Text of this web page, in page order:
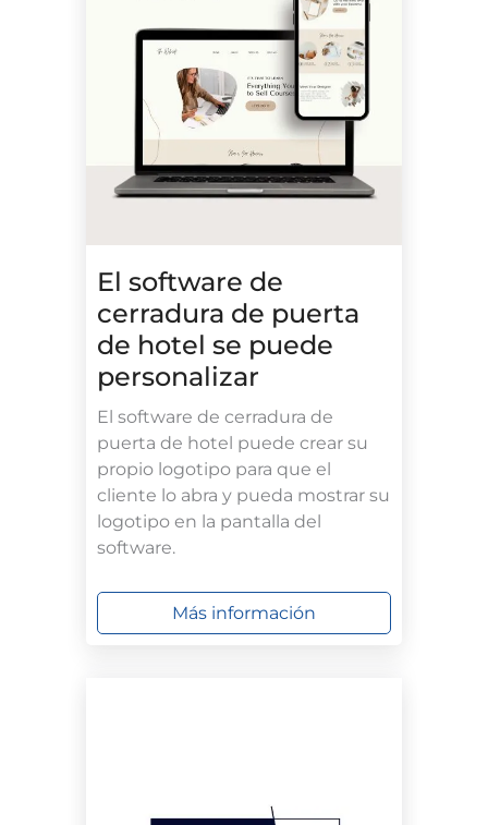
El software de
cerradura de puerta
de hotel se puede
personalizar
El software de cerradura de
puerta de hotel puede crear su
propio logotipo para que el
cliente lo abra y pueda mostrar su
logotipo en la pantalla del
software.
Más información